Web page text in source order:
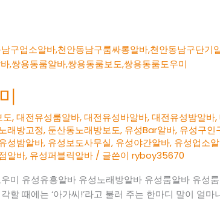
도,대전유성룸알바,대전유성바알바,대전유성밤알바,
래방고정, 둔산동노래방보도, 유성Bar알바, 유성구인
성밤알바, 유성보도사무실, 유성야간알바, 유성업소
알바, 유성퍼블릭알바 / 글쓴이ryboy35670
미 유성유흥알바 유성노래방알바 유성룸알바 유성
할 때에는 ‘아가씨!’라고 불러 주는 한마디 말이 얼마